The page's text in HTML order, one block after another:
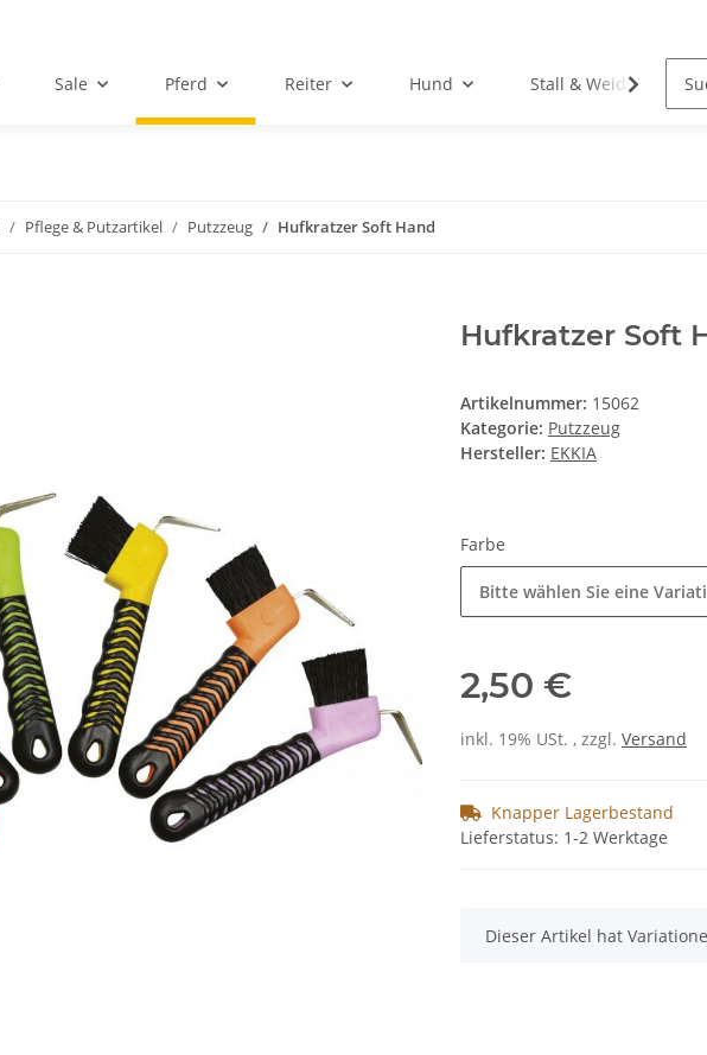
Sale Pferd Reiter Hund Stall & Weide
Pflege & Putzartikel Putzzeug Hufkratzer Soft Hand
Hufkratzer Soft
Artikelnummer: 15062
Kategorie: Putzzeug
Hersteller: EKKIA
Farbe
Bitte wählen Sie eine
2,50 €
inkl. 19% USt. , zzgl. Versand
Knapper Lagerbestand
Lieferstatus: 1-2 Werktage
x
Dieser Artikel hat